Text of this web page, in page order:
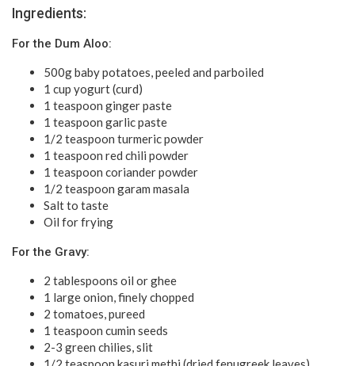
Ingredients:
For the Dum Aloo:
500g baby potatoes, peeled and parboiled
1 cup yogurt (curd)
1 teaspoon ginger paste
1 teaspoon garlic paste
1/2 teaspoon turmeric powder
1 teaspoon red chili powder
1 teaspoon coriander powder
1/2 teaspoon garam masala
Salt to taste
Oil for frying
For the Gravy:
2 tablespoons oil or ghee
1 large onion, finely chopped
2 tomatoes, pureed
1 teaspoon cumin seeds
2-3 green chilies, slit